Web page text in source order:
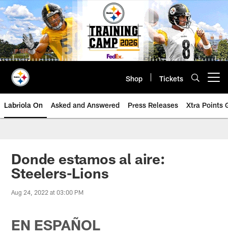
Skip
to
main
content
Shop Tickets
Labriola On Asked and Answered Press Releases Xtra Points
Donde estamos al aire:
Steelers-Lions
Aug 24, 2022 at 03:00 PM
EN ESPAÑOL